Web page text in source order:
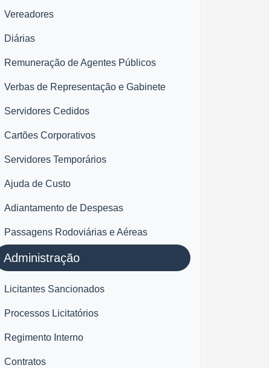
Vereadores
Diárias
Remuneração de Agentes Públicos
Verbas de Representação e Gabinete
Servidores Cedidos
Cartões Corporativos
Servidores Temporários
Ajuda de Custo
Adiantamento de Despesas
Passagens Rodoviárias e Aéreas
Administração
Licitantes Sancionados
Processos Licitatórios
Regimento Interno
Contratos